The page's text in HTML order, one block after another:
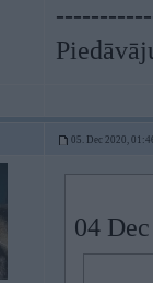
05. Dec 2020,
04